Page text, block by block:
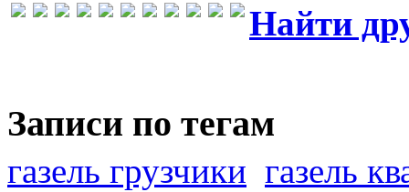
Найти
Записи по тегам
газель грузчики газель